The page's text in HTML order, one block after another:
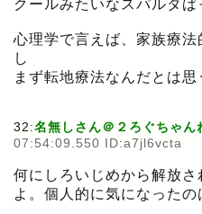
クールみたいなスパルタば
心理学で言えば、家族療法
し
まず転地療法なんだとは思
32:名無しさん＠２ろぐちゃん
07:54:09.550 ID:a7jl6vcta
何にしろいじめから解放さ
よ。個人的に気になった